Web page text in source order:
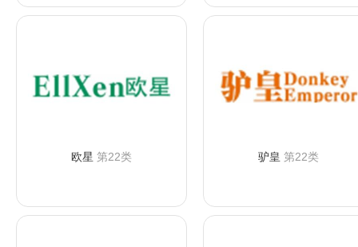
欧星 第22类 驴皇 第22类